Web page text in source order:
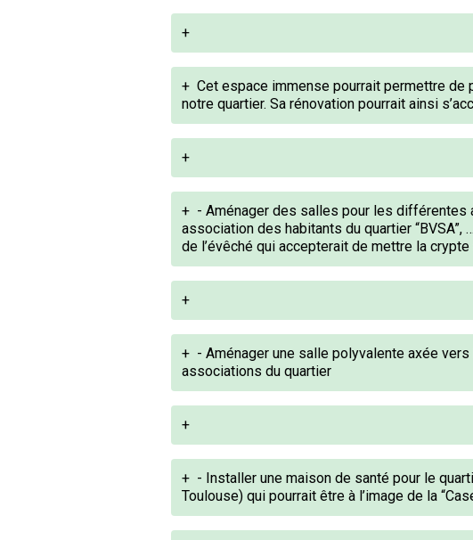
+
+ Cet espace immense pourrait permettre
notre quartier. Sa rénovation pourrait ainsi
+
+ - Aménager des salles pour les différentes
association des habitants du quartier
de l’évêché qui accepterait de mettre la
+
+ - Aménager une salle polyvalente axée
associations du quartier
+
+ - Installer une maison de santé pour le
Toulouse) qui pourrait être à l’image de la